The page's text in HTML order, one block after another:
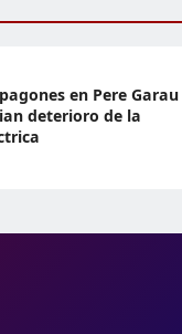
en Pere Garau
deterioro de la